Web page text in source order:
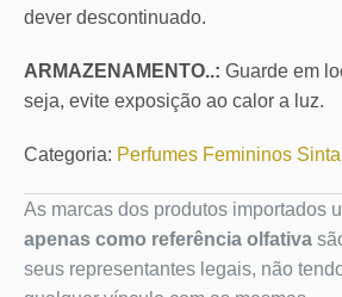
dever descontinuado.
ARMAZENAMENTO..: Guarde em
seja, evite exposição ao calor a luz.
Categoria: Perfumes Femininos
As marcas dos produtos importados
apenas como referência olfativa
seus representantes legais, não